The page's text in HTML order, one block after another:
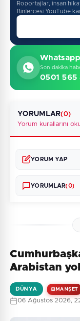
Roportajlar, insan
Binlercesi YouTube
Son dakika
0501 565
YORUMLAR(0)
Yorum kurallarını
YORUM YAP
YORUMLAR(0)
Henüz yorum
Arabistan
DÜNYA MANŞET
06 Ağustos 2026,